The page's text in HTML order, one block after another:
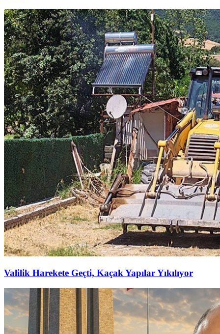
Valilik Harekete Geçti, Kaçak Yapılar Yıkılıyor